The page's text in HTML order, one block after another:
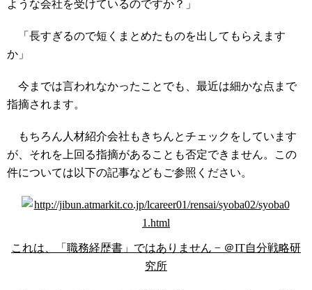
ような会社を受けているのですか？」
「長すぎるので短くまとめたものを出してもらえます
か」
今までは言われなかったことでも、最近は細かな点まで
指摘されます。
もちろん人材紹介会社もきちんとチェックをしています
が、それを上回る指摘があることも否定できません。この
件については以下の記事などもご参照ください。
これは、「職務経歴書」ではありません − ＠IT自分戦略研
究所